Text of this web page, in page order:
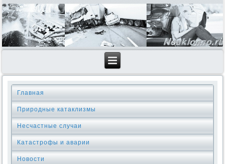
Главная
Природные катаклизмы
Несчастные случаи
Катастрофы и аварии
Новости